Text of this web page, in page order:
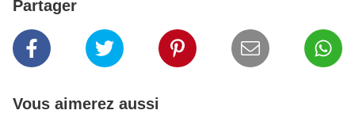
Partager
Vous aimerez aussi